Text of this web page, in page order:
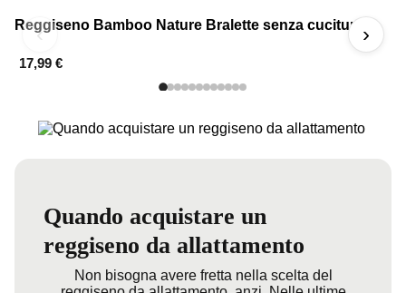
‹
Reggiseno Bamboo Nature Bralette senza cuciture
17,99 €
›
Quando acquistare un
reggiseno da allattamento
Non bisogna avere fretta nella scelta del